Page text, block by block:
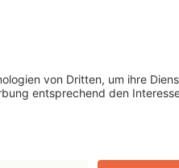
den jeweiligen
wie zum Beispiel